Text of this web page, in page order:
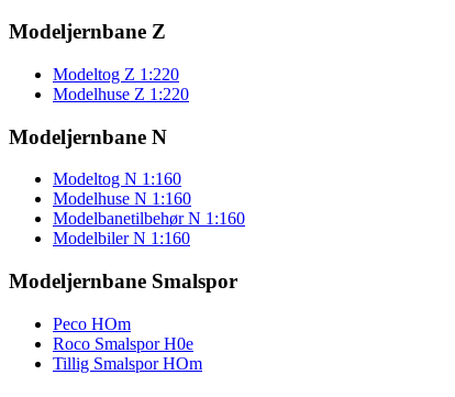
Modeljernbane Z
Modeltog Z 1:220
Modelhuse Z 1:220
Modeljernbane N
Modeltog N 1:160
Modelhuse N 1:160
Modelbanetilbehør N 1:160
Modelbiler N 1:160
Modeljernbane Smalspor
Peco HOm
Roco Smalspor H0e
Tillig Smalspor HOm